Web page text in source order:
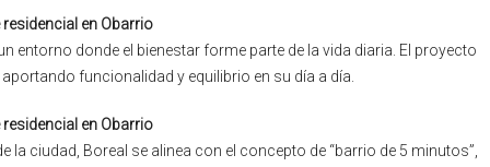
en Obarrio
entorno donde el bienestar forme parte de la vida diaria. El proyecto
funcionalidad y equilibrio en su día a día.
en Obarrio
ciudad, Boreal se alinea con el concepto de “barrio de 5 minutos”,